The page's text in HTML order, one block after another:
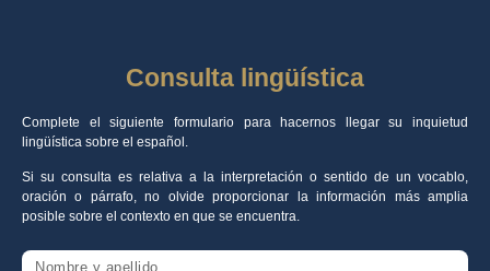
Consulta lingüística
Complete el siguiente formulario para hacernos llegar su inquietud
lingüística sobre el español.
Si su consulta es relativa a la interpretación o sentido de un vocablo,
oración o párrafo, no olvide proporcionar la información más amplia
posible sobre el contexto en que se encuentra.